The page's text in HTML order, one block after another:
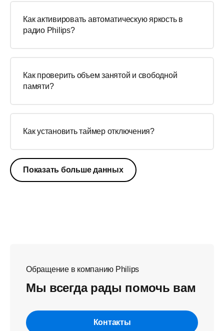
Как активировать автоматическую яркость в
радио Philips?
Как проверить объем занятой и свободной
памяти?
Как установить таймер отключения?
Показать больше данных
Обращение в компанию Philips
Мы всегда рады помочь вам
Контакты